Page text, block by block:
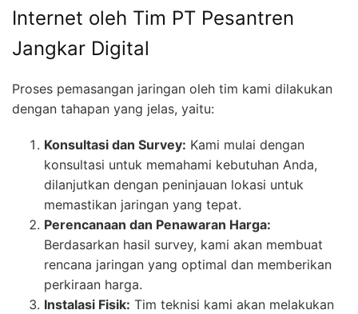
Internet oleh Tim PT Pesantren
Jangkar Digital
Proses pemasangan jaringan oleh tim kami dilakukan
dengan tahapan yang jelas, yaitu:
Konsultasi dan Survey: Kami mulai dengan
konsultasi untuk memahami kebutuhan Anda,
dilanjutkan dengan peninjauan lokasi untuk
memastikan jaringan yang tepat.
Perencanaan dan Penawaran Harga:
Berdasarkan hasil survey, kami akan membuat
rencana jaringan yang optimal dan memberikan
perkiraan harga.
Instalasi Fisik: Tim teknisi kami akan melakukan